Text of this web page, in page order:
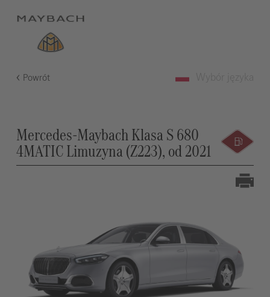
Powrót
Mercedes-Maybach Klasa S 680
4MATIC Limuzyna (Z223), od 2021